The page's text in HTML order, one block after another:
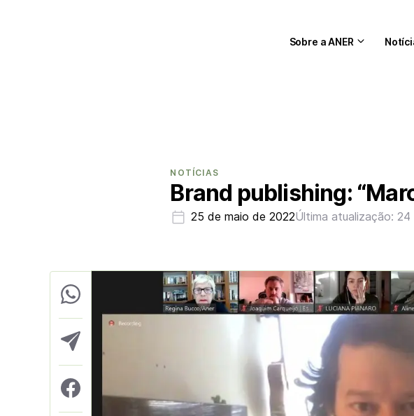
Sobre a ANER
NOTÍCIAS
Brand publishing:
25 de maio de 2022Última atualização: